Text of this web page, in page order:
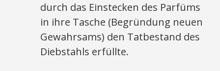
durch das Einstecken des Parfüms
in ihre Tasche (Begründung neuen
Gewahrsams) den Tatbestand des
Diebstahls erfüllte.